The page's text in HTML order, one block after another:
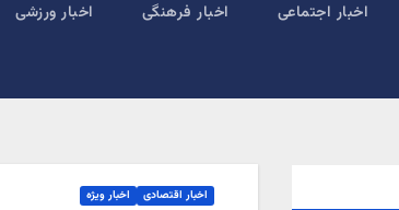
اخبار اجتماعی اخبار فرهنگی اخبار ورزشی
اخبار اقتصادی اخبار ویژه